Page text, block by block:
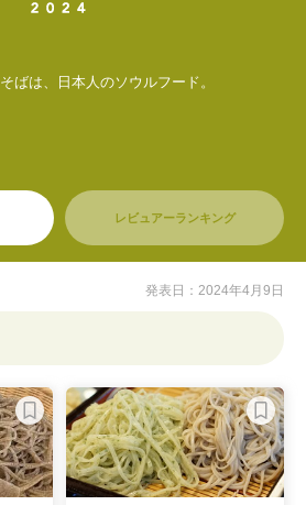
ばは、日本人のソウルフード。
レビュアーランキング
発表日：2024年4月9日